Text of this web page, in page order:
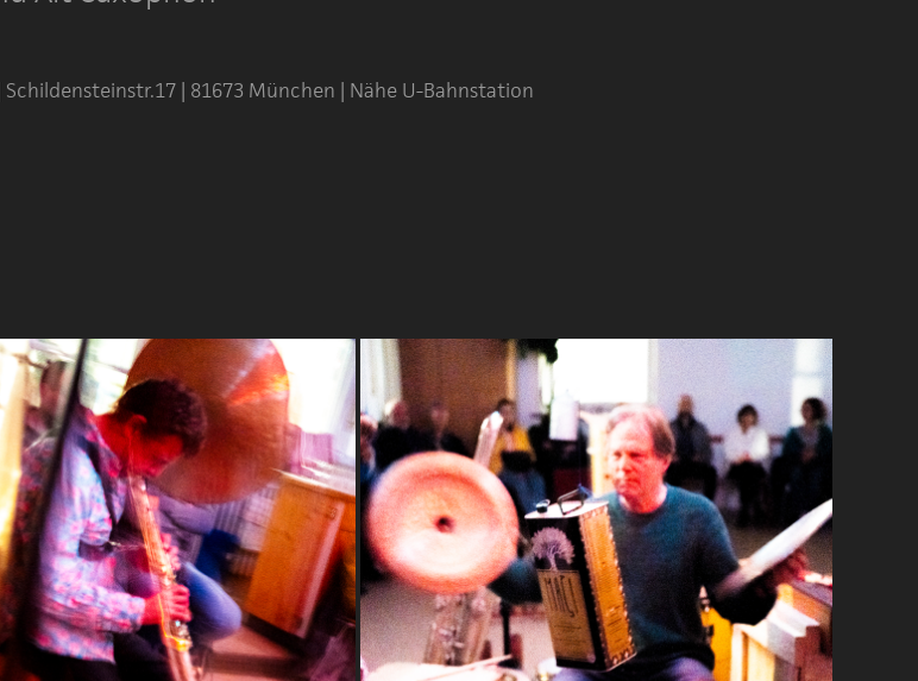
| 81673 München | Nähe U-Bahnstation